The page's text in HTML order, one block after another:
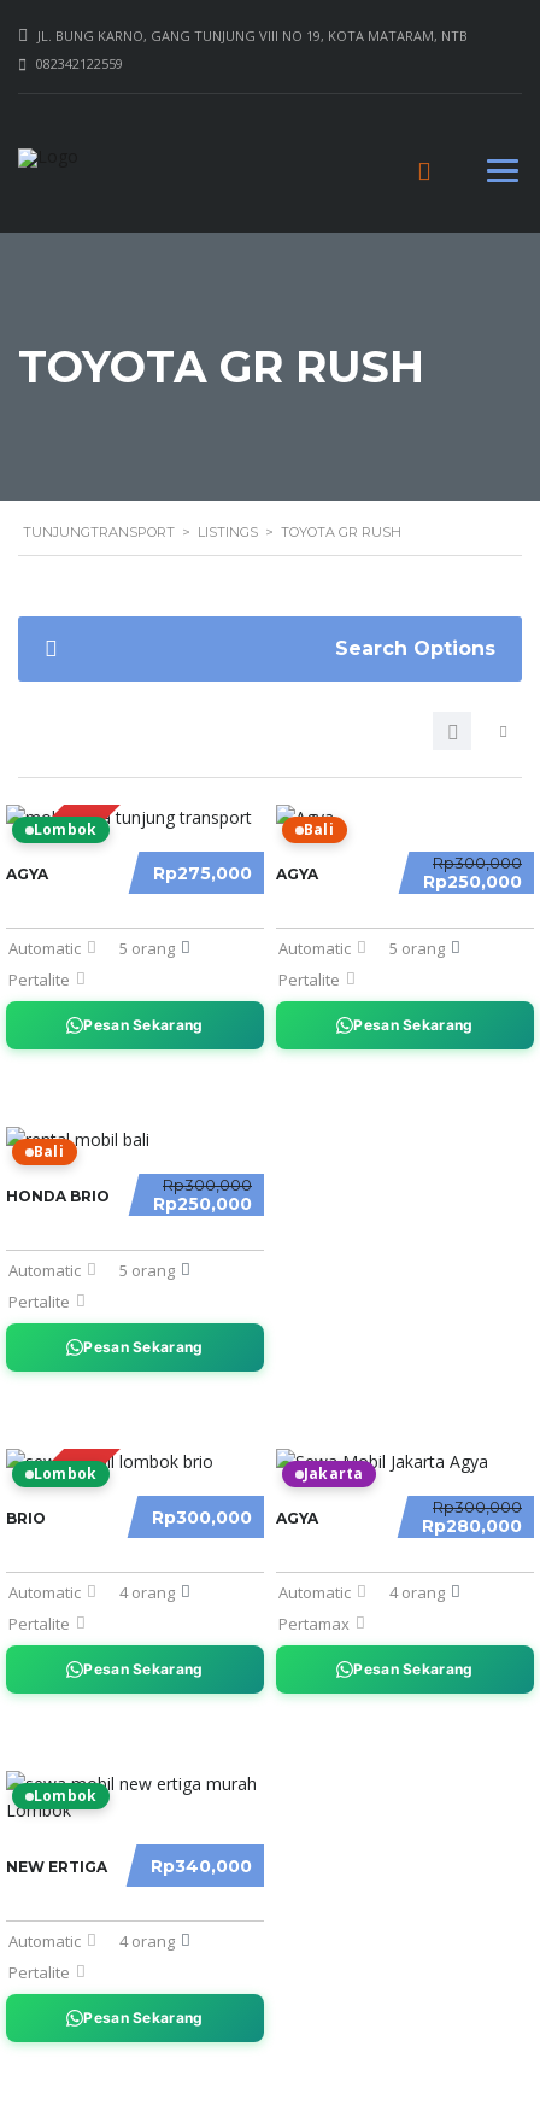
JL. BUNG KARNO, GANG TUNJUNG VIII NO 19, KOTA MATARAM, NTB
082342122559
TOYOTA GR RUSH
TUNJUNGTRANSPORT > LISTINGS > TOYOTA GR RUSH
Search Options
PROMO Rp275,000
AGYA
Automatic
5 orang
Pertalite
Pesan Sekarang
Lombok
Rp300,000
Rp250,000
AGYA
Automatic
5 orang
Pertalite
Pesan Sekarang
Bali
Rp300,000
Rp250,000
HONDA BRIO
Automatic
5 orang
Pertalite
Pesan Sekarang
Bali
PROMO Rp300,000
BRIO
Automatic
4 orang
Pertalite
Pesan Sekarang
Lombok
Rp300,000
Rp280,000
AGYA
Automatic
4 orang
Pertamax
Pesan Sekarang
Jakarta
Rp340,000
NEW ERTIGA
Automatic
4 orang
Pertalite
Pesan Sekarang
Lombok